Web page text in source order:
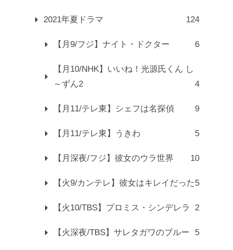
2021年夏ドラマ 124
【月9/フジ】ナイト・ドクター 6
【月10/NHK】いいね！光源氏くん し
～ずん2
4
【月11/テレ東】シェフは名探偵 9
【月11/テレ東】うきわ 5
【月深夜/フジ】彼女のウラ世界 10
【火9/カンテレ】彼女はキレイだった5
【火10/TBS】プロミス・シンデレラ 2
【火深夜/TBS】サレタガワのブルー 5